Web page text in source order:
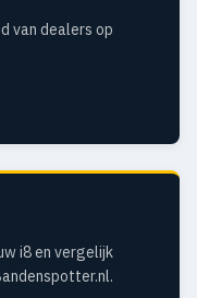
van dealers op
i8 en vergelijk